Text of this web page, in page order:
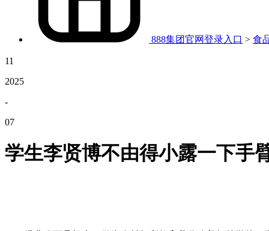
888集团官网登录入口 > 食
11
2025
-
07
学生李贤博不由得小露一下手